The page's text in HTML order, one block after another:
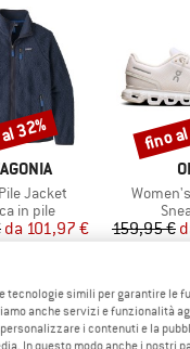
Jacket
di prodotti
in pile
Prezzo
Prezzo ridotto
da 101,97 €
4,6
71
32%
Articolo
159,95 €
Sconto
fino
tecnologie simili per garantire le
anche servizi e funzionalità
i contenuti e la
In questo modo anche i nostri